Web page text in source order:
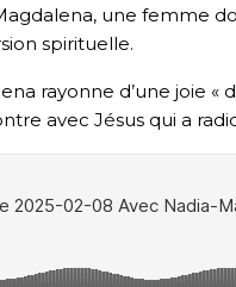
une femme
spirituelle.
rayonne d’une joie «
avec Jésus qui a